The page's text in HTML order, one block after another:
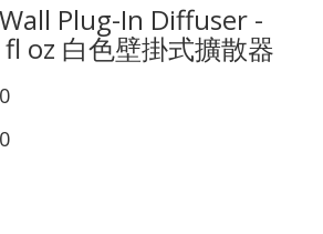
Plug-In Diffuser -
oz 白色壁掛式擴散器